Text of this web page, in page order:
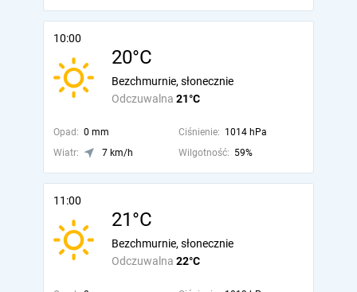
10:00
20°C
Odczuwalna 21°C
Bezchmurnie, słonecznie
Opad: 0 mm Ciśnienie: 1014 hPa
Wiatr:
7 km/h Wilgotność: 59%
11:00
21°C
Odczuwalna 22°C
Bezchmurnie, słonecznie